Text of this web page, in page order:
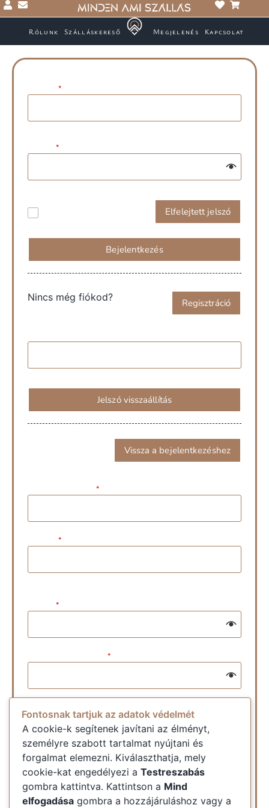
Rólunk Szálláskereső Megjelenés Kapcsolat
*
*
Elfelejtett jelszó
Bejelentkezés
Nincs még fiókod? Regisztráció
Jelszó visszaállítás
Vissza a bejelentkezéshez
*
*
*
*
Elolvastam és elfogadom azadatkezelési
tájékoztatót.
Vissza Regisztráció
Fontosnak tartjuk az adatok védelmét
A cookie-k segítenek javítani az élményt,
személyre szabott tartalmat nyújtani és
forgalmat elemezni. Kiválaszthatja, mely
cookie-kat engedélyezi a Testreszabás
gombra kattintva. Kattintson a Mind
elfogadása gombra a hozzájáruláshoz vagy a